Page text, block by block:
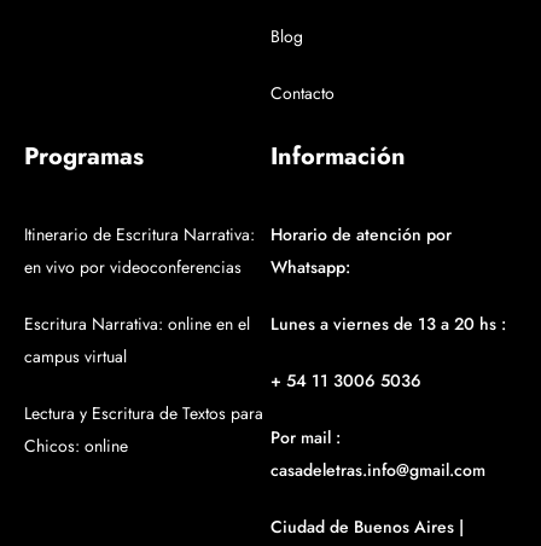
Blog
Contacto
Programas
Itinerario de Escritura Narrativa:
en vivo por videoconferencias
Escritura Narrativa: online en el
campus virtual
Lectura y Escritura de Textos para
Chicos: online
Información
Horario de atención por
Whatsapp:
Lunes a viernes de 13 a 20 hs :
+ 54 11 3006 5036
Por mail :
casadeletras.info@gmail.com
Ciudad de Buenos Aires |